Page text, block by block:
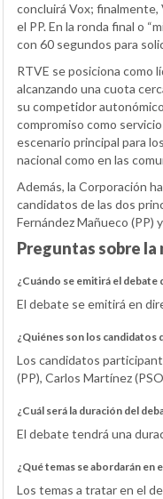
concluirá Vox; finalmente,
el PP. En la ronda final o
con 60 segundos para
RTVE se posiciona como
alcanzando una cuota
su competidor
compromiso como
escenario principal para
nacional como en las
Además, la Corporación
candidatos de las dos
Fernández Mañueco (PP)
Preguntas sobre la
¿Cuándo se emitirá el debate
El debate se emitirá en
¿Quiénes son los candidatos
Los candidatos
(PP), Carlos Martínez
¿Cuál será la duración del
El debate tendrá una
¿Qué temas se abordarán en
Los temas a tratar en el